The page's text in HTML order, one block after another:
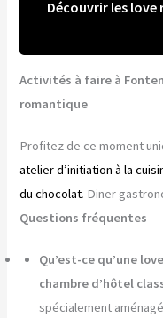
Découvrir les
Activités à faire à
romantique
Profitez de ce moment
atelier d’initiation à la
du chocolat. Diner
Questions fréquentes
Qu’est-ce qu’une
chambre d’hôtel
spécialement